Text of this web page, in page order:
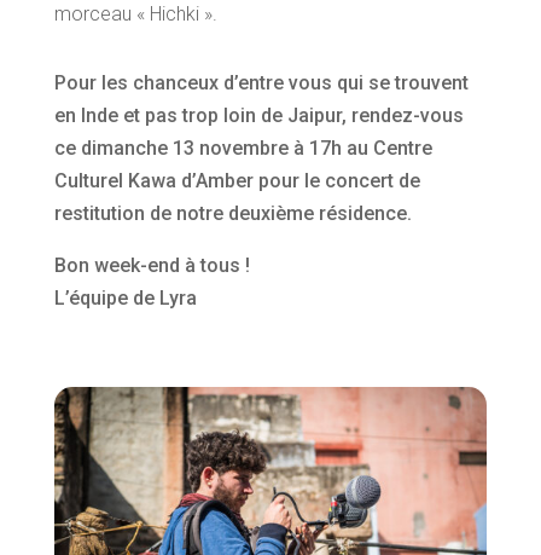
morceau « Hichki ».
Pour les chanceux d’entre vous qui se trouvent
en Inde et pas trop loin de Jaipur, rendez-vous
ce dimanche 13 novembre à 17h au Centre
Culturel Kawa d’Amber pour le concert de
restitution de notre deuxième résidence.
Bon week-end à tous !
L’équipe de Lyra